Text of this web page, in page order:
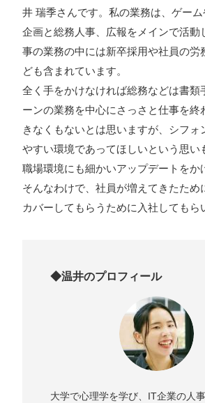
プライバシーポリシー
ソーシャルメディアガイドライン
井 瑞季さんです。私の業務は、ゲー
企画と総務人事、広報をメインで活動
事の業務の中には新卒採用や社員の労
ども含まれています。
全く手をかけなければ総務などは書類
ーンの業務を中心にさっさと仕事を終
きなくもないとは思いますが、シフォ
やすい環境であってほしいという思い
職場環境にも細かいアップデートをか
そんなわけで、社員が増えてきたため
カバーしてもらうために入社してもら
◆温井のプロフィール
大学で心理学を学び、IT企業の人